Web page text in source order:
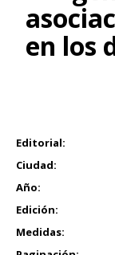
en los
Editorial:
Ciudad:
Año:
Edición:
Medidas: